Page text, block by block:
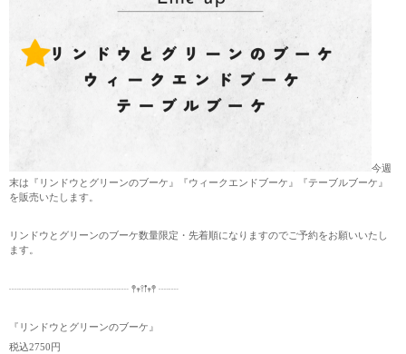
今週
末は『リンドウとグリーンのブーケ』『ウィークエンドブーケ』『テーブルブーケ』
を販売いたします。
リンドウとグリーンのブーケ数量限定・先着順になりますのでご予約をお願いいたし
ます。
┈┈┈┈┈┈┈┈┈┈┈┈ 𖤣𖥧𖥣𖡡𖥧𖤣 ┈┈
『リンドウとグリーンのブーケ』
税込2750円